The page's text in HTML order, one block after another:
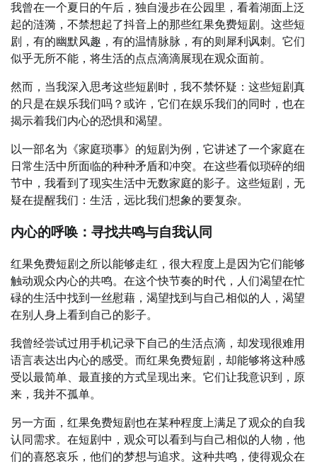
我曾在一个夏日的午后，独自漫步在公园里，看着湖面上泛
起的涟漪，不禁想起了抖音上的那些红果免费短剧。这些短
剧，有的幽默风趣，有的温情脉脉，有的则犀利讽刺。它们
似乎无所不能，将生活的点点滴滴展现在观众面前。
然而，当我深入思考这些短剧时，我不禁怀疑：这些短剧真
的只是在娱乐我们吗？或许，它们在娱乐我们的同时，也在
揭示着我们内心的恐惧和渴望。
以一部名为《家庭琐事》的短剧为例，它讲述了一个家庭在
日常生活中所面临的种种矛盾和冲突。在这些看似琐碎的细
节中，我看到了现实生活中无数家庭的影子。这些短剧，无
疑在提醒我们：生活，远比我们想象的要复杂。
内心的呼唤：寻找共鸣与自我认同
红果免费短剧之所以能够走红，很大程度上是因为它们能够
触动观众内心的共鸣。在这个快节奏的时代，人们渴望在忙
碌的生活中找到一丝慰藉，渴望找到与自己相似的人，渴望
在别人身上看到自己的影子。
我曾经尝试过用手机记录下自己的生活点滴，却发现很难用
语言表达出内心的感受。而红果免费短剧，却能够将这种感
受以最简单、最直接的方式呈现出来。它们让我意识到，原
来，我并不孤单。
另一方面，红果免费短剧也在某种程度上满足了观众的自我
认同需求。在短剧中，观众可以看到与自己相似的人物，他
们的喜怒哀乐，他们的梦想与追求。这种共鸣，使得观众在